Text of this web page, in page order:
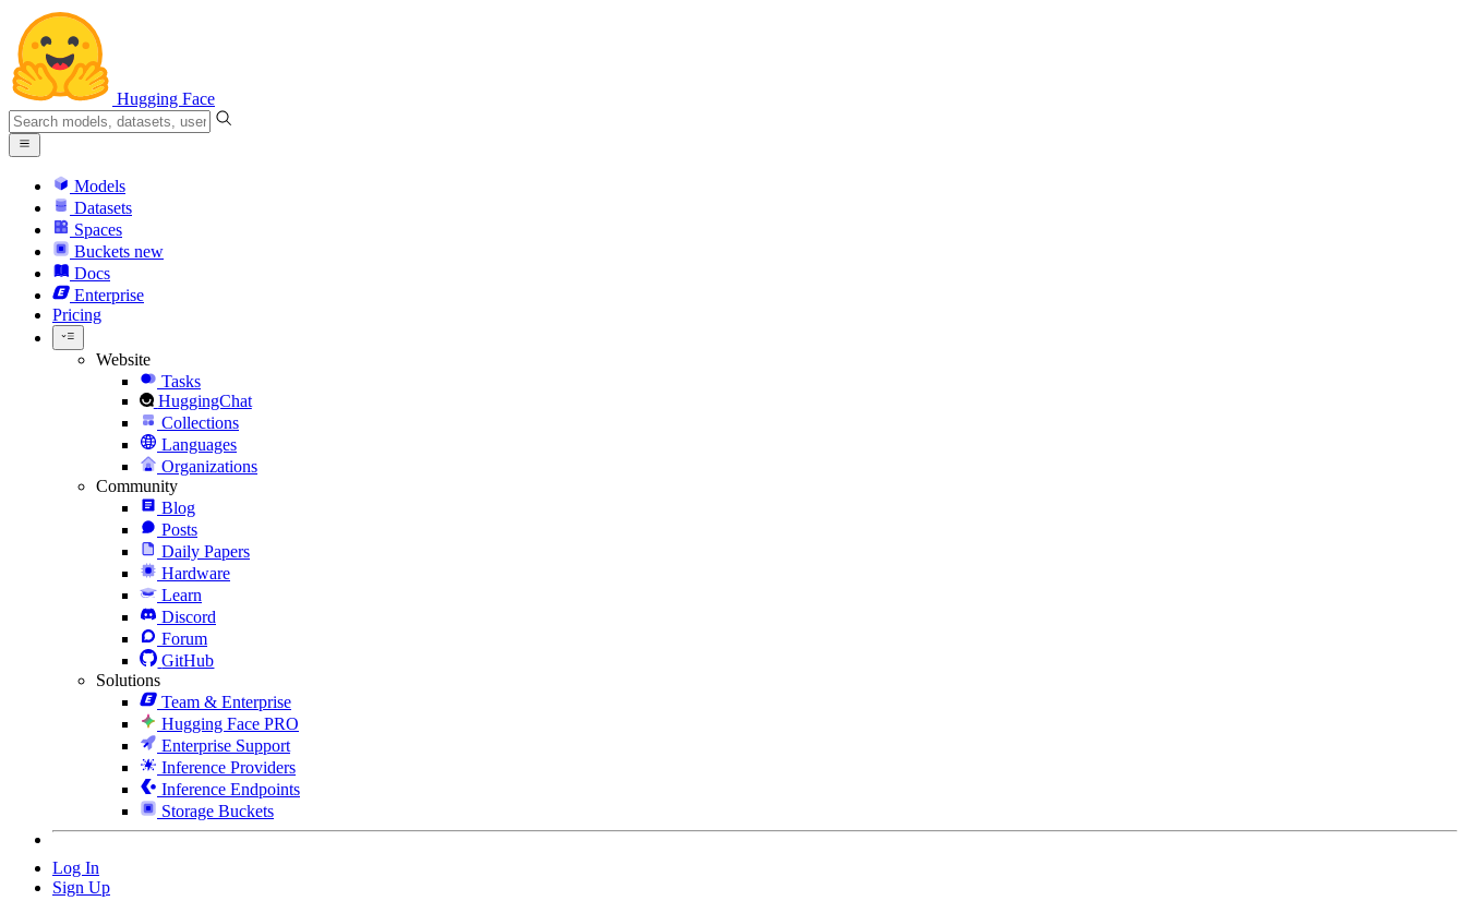
Hugging Face
Models
Datasets
Spaces
Buckets new
Docs
Enterprise
Pricing
Website
Tasks
HuggingChat
Collections
Languages
Organizations
Community
Blog
Posts
Daily Papers
Hardware
Learn
Discord
Forum
GitHub
Solutions
Team & Enterprise
Hugging Face PRO
Enterprise Support
Inference Providers
Inference Endpoints
Storage Buckets
Log In
Sign Up